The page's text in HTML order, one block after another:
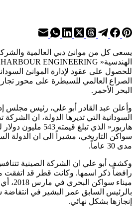
يسعى كل من موانئ دبي العالمية والشركة
للحصول على عقود لإدارة الموانئ
الصراع العالمي للسيطرة على محور
البحر الأحمر.
وأعلن عبد القادر أبو علي، رئيس مجلس
السودانية التي تديرها الدولة، ان
هاربور« الذي تبلغ
سواكن التاريخي، مشيراً الى ان الدولة
مدى 30 عاماً.
وكشف أبو علي ان الشركة الصينية
رافضاً ذكر اسمها. وكانت قطر قد اتفقت
ميناء
بالرئيس السابق عمر البشير في انتفاضة
إنجازها بشكل نهائي.